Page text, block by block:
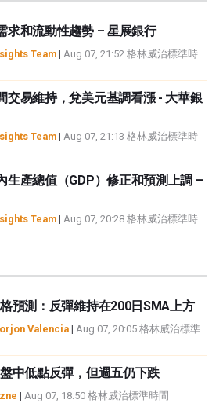
求和流動性趨勢 – 星展銀行
Team | Aug 07, 21:52 格林威治標準時
交易維持，兌美元基調看漲 - 大華銀
Team | Aug 07, 21:13 格林威治標準時
生產總值（GDP）修正和預測上調 –
Team | Aug 07, 20:28 格林威治標準時
預測：反彈維持在200日SMA上方
Valencia | Aug 07, 20:05 格林威治標準
中低點反彈，但週五仍下跌
| Aug 07, 18:50 格林威治標準時間